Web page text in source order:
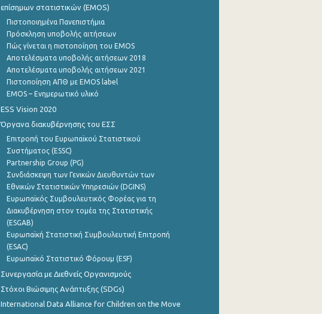
επίσημων στατιστικών (EMOS)
Πιστοποιημένα Πανεπιστήμια
Πρόσκληση υποβολής αιτήσεων
Πώς γίνεται η πιστοποίηση του EMOS
Αποτελέσματα υποβολής αιτήσεων 2018
Αποτελέσματα υποβολής αιτήσεων 2021
Πιστοποίηση ΑΠΘ με EMOS label
EMOS – Ενημερωτικό υλικό
ESS Vision 2020
Όργανα διακυβέρνησης του ΕΣΣ
Επιτροπή του Ευρωπαϊκού Στατιστικού
Συστήματος (ESSC)
Partnership Group (PG)
Συνδιάσκεψη των Γενικών Διευθυντών των
Εθνικών Στατιστικών Υπηρεσιών (DGINS)
Ευρωπαϊκός Συμβουλευτικός Φορέας για τη
Διακυβέρνηση στον τομέα της Στατιστικής
(ESGAB)
Ευρωπαϊκή Στατιστική Συμβουλευτική Επιτροπή
(ESAC)
Ευρωπαϊκό Στατιστικό Φόρουμ (ESF)
Συνεργασία με Διεθνείς Οργανισμούς
Στόχοι Βιώσιμης Ανάπτυξης (SDGs)
International Data Alliance for Children on the Move